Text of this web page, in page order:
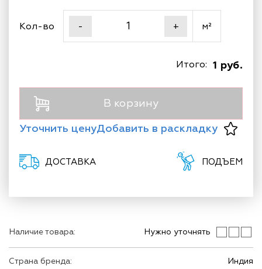
Наличие товара: Нужно уточнять
Страна бренда: Индия
Кол-во - + м²
1 руб.
Итого:
В корзину
Уточнить ценуДобавить в раскладку
ДОСТАВКА ПОДЪЕМ